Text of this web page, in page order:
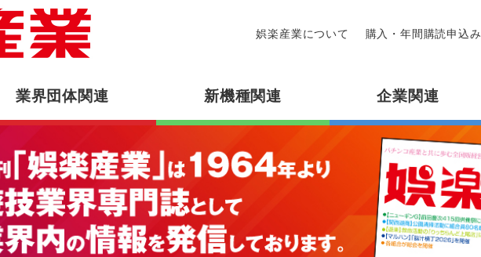
娯楽産業について 購入・年間購読申込み
業界団体関連 新機種関連 企業関連